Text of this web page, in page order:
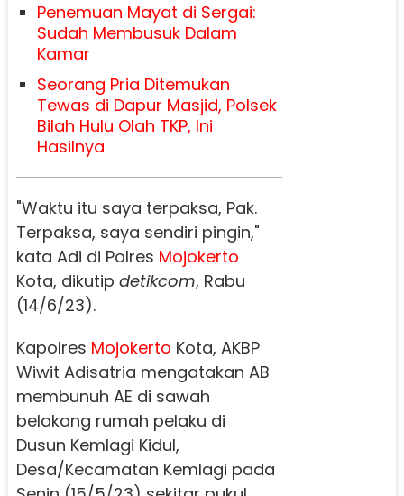
Penemuan Mayat di Sergai:
Sudah Membusuk Dalam
Kamar
Seorang Pria Ditemukan
Tewas di Dapur Masjid, Polsek
Bilah Hulu Olah TKP, Ini
Hasilnya
"Waktu itu saya terpaksa, Pak.
Terpaksa, saya sendiri pingin,"
kata Adi di Polres Mojokerto
Kota, dikutip detikcom, Rabu
(14/6/23).
Kapolres Mojokerto Kota, AKBP
Wiwit Adisatria mengatakan AB
membunuh AE di sawah
belakang rumah pelaku di
Dusun Kemlagi Kidul,
Desa/Kecamatan Kemlagi pada